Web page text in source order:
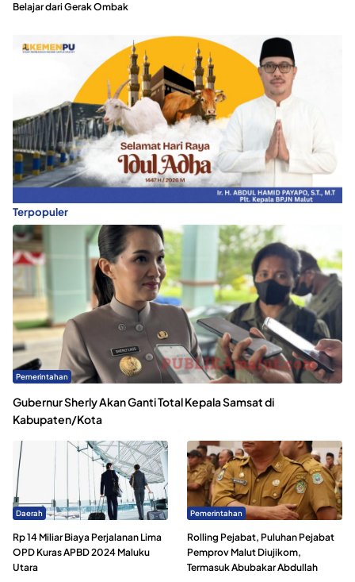
Belajar dari Gerak Ombak
Terpopuler
Pemerintahan
Gubernur Sherly Akan Ganti Total Kepala Samsat di
Kabupaten/Kota
Daerah
Rp 14 Miliar Biaya Perjalanan Lima
OPD Kuras APBD 2024 Maluku
Utara
Pemerintahan
Rolling Pejabat, Puluhan Pejabat
Pemprov Malut Diujikom,
Termasuk Abubakar Abdullah